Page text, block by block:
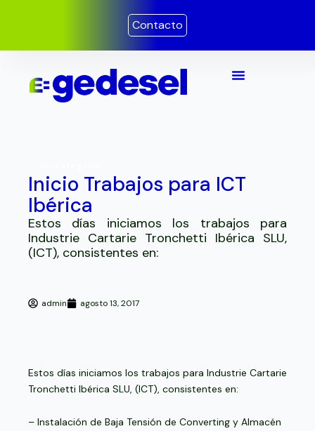
Contacto
Inicio Trabajos para ICT
Ibérica
Estos días iniciamos los trabajos para
Industrie Cartarie Tronchetti Ibérica SLU,
(ICT), consistentes en:
admin agosto 13, 2017
Estos días iniciamos los trabajos para Industrie Cartarie
Tronchetti Ibérica SLU, (ICT), consistentes en:
– Instalación de Baja Tensión de Converting y Almacén